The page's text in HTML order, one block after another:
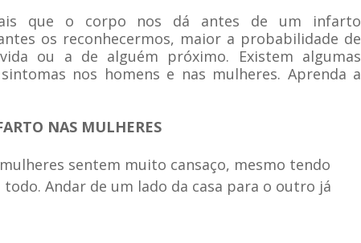
que o corpo nos dá antes de um infarto
os reconhecermos, maior a probabilidade de
ou a de alguém próximo. Existem algumas
nos homens e nas mulheres. Aprenda a
NAS MULHERES
sentem muito cansaço, mesmo tendo
Andar de um lado da casa para o outro já